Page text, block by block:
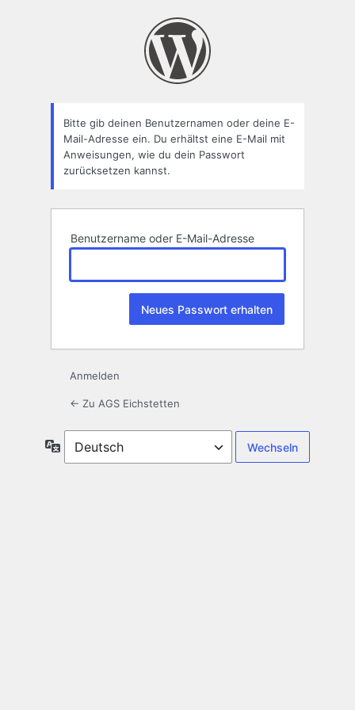
Bitte gib deinen Benutzernamen oder deine E-
Mail-Adresse ein. Du erhältst eine E-Mail mit
Anweisungen, wie du dein Passwort
zurücksetzen kannst.
Benutzername oder E-Mail-Adresse
Anmelden
← Zu AGS Eichstetten
Sprache